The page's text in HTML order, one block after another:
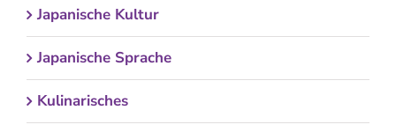
Japanische Kultur
Japanische Sprache
Kulinarisches